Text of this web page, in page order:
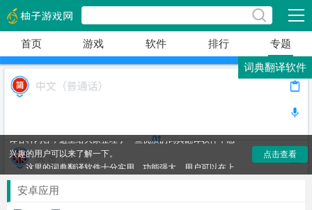
首页 游戏 软件 排行
专题
词典翻译软件
译各种内容，这里给大家整理了一些优质的词典翻译软件，感
兴趣的用户可以来了解一下。
这里的词典翻译软件十分实用，功能强大，用户可以在上
面翻译各种内容，非常便捷，可以帮助用户更好的去学习，有
需要的可以直接下载。
点击查看
安卓应用